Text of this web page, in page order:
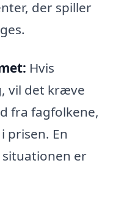
der spiller
Hvis
vil det kræve
fra fagfolkene,
prisen. En
er